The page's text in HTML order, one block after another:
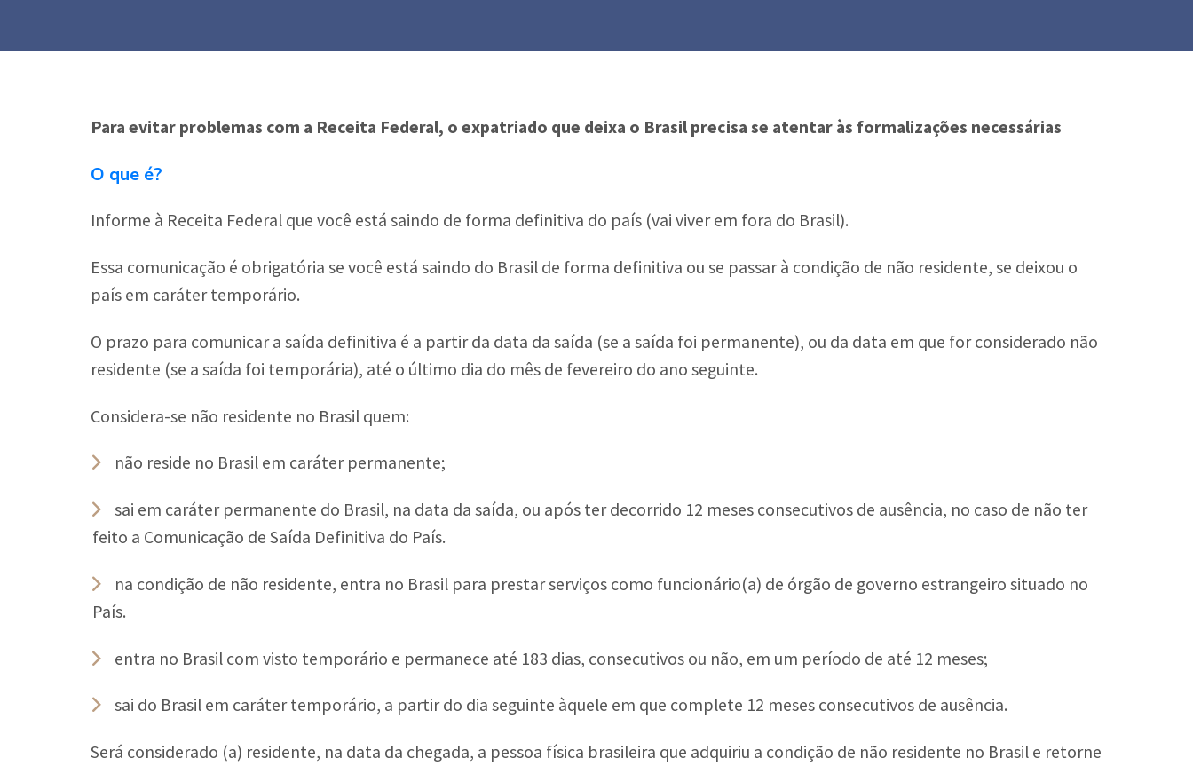
Para evitar problemas com a Receita Federal, o expatriado que deixa o Brasil precisa se atentar às formalizações necessárias
O que é?
Informe à Receita Federal que você está saindo de forma definitiva do país (vai viver em fora do Brasil).
Essa comunicação é obrigatória se você está saindo do Brasil de forma definitiva ou se passar à condição de não residente, se deixou o
país em caráter temporário.
O prazo para comunicar a saída definitiva é a partir da data da saída (se a saída foi permanente), ou da data em que for considerado não
residente (se a saída foi temporária), até o último dia do mês de fevereiro do ano seguinte.
Considera-se não residente no Brasil quem:
não reside no Brasil em caráter permanente;
sai em caráter permanente do Brasil, na data da saída, ou após ter decorrido 12 meses consecutivos de ausência, no caso de não ter
feito a Comunicação de Saída Definitiva do País.
na condição de não residente, entra no Brasil para prestar serviços como funcionário(a) de órgão de governo estrangeiro situado no
País.
entra no Brasil com visto temporário e permanece até 183 dias, consecutivos ou não, em um período de até 12 meses;
sai do Brasil em caráter temporário, a partir do dia seguinte àquele em que complete 12 meses consecutivos de ausência.
Será considerado (a) residente, na data da chegada, a pessoa física brasileira que adquiriu a condição de não residente no Brasil e retorne